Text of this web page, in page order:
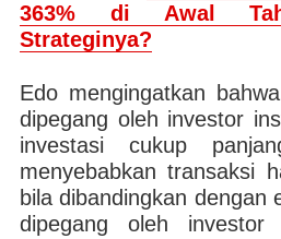
363% di Awal
Strateginya?
Edo mengingatkan
dipegang oleh investor
investasi cukup
menyebabkan transaksi
bila dibandingkan dengan
dipegang oleh